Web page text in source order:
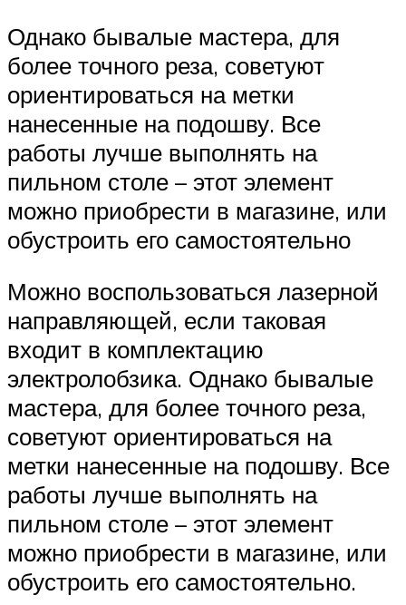
Однако бывалые мастера, для
более точного реза, советуют
ориентироваться на метки
нанесенные на подошву. Все
работы лучше выполнять на
пильном столе – этот элемент
можно приобрести в магазине, или
обустроить его самостоятельно
Можно воспользоваться лазерной
направляющей, если таковая
входит в комплектацию
электролобзика. Однако бывалые
мастера, для более точного реза,
советуют ориентироваться на
метки нанесенные на подошву. Все
работы лучше выполнять на
пильном столе – этот элемент
можно приобрести в магазине, или
обустроить его самостоятельно.